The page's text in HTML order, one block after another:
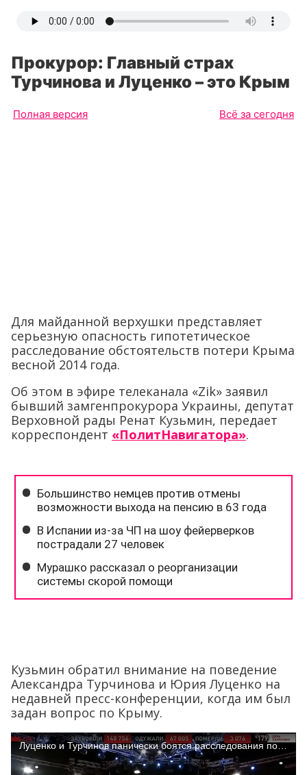
Прокурор: Главный страх
Турчинова и Луценко – это Крым
Полная версия Всё за сегодня
Для майданной верхушки представляет
серьезную опасность гипотетическое
расследование обстоятельств потери Крыма
весной 2014 года.
Об этом в эфире телеканала «Zik» заявил
бывший замгенпрокурора Украины, депутат
Верховной рады Ренат Кузьмин, передает
корреспондент «ПолитНавигатора».
Кузьмин обратил внимание на поведение
Александра Турчинова и Юрия Луценко на
недавней пресс-конференции, когда им был
задан вопрос по Крыму.